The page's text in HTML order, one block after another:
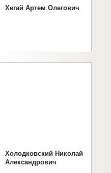
Хегай Артем Олегович
Холодковский Николай
Александрович